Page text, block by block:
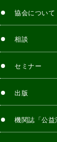
協会について
相談
セミナー
出版
機関誌「公益